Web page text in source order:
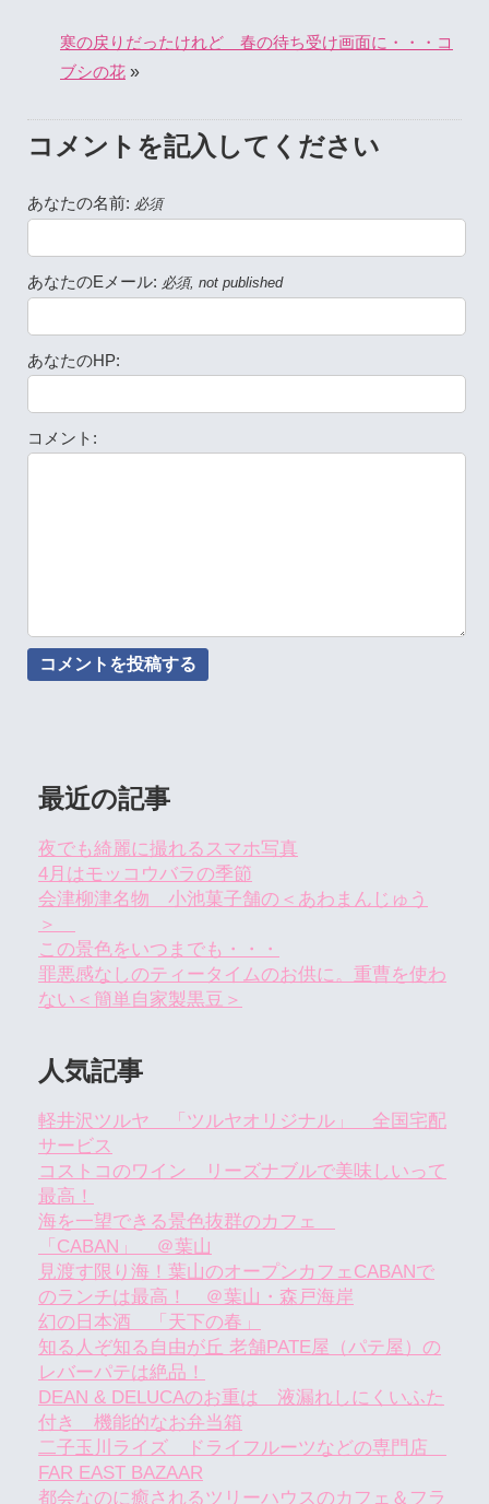
寒の戻りだったけれど 春の待ち受け画面に・・・コ
ブシの花 »
コメントを記入してください
あなたの名前: 必須
あなたのEメール: 必須, not published
あなたのHP:
コメント:
最近の記事
夜でも綺麗に撮れるスマホ写真
4月はモッコウバラの季節
会津柳津名物 小池菓子舗の＜あわまんじゅう
＞
この景色をいつまでも・・・
罪悪感なしのティータイムのお供に。重曹を使わ
ない＜簡単自家製黒豆＞
人気記事
軽井沢ツルヤ 「ツルヤオリジナル」 全国宅配
サービス
コストコのワイン リーズナブルで美味しいって
最高！
海を一望できる景色抜群のカフェ
「CABAN」 ＠葉山
見渡す限り海！葉山のオープンカフェCABANで
のランチは最高！ ＠葉山・森戸海岸
幻の日本酒 「天下の春」
知る人ぞ知る自由が丘 老舗PATE屋（パテ屋）の
レバーパテは絶品！
DEAN & DELUCAのお重は 液漏れしにくいふた
付き 機能的なお弁当箱
二子玉川ライズ ドライフルーツなどの専門店
FAR EAST BAZAAR
都会なのに癒されるツリーハウスのカフェ＆フラ